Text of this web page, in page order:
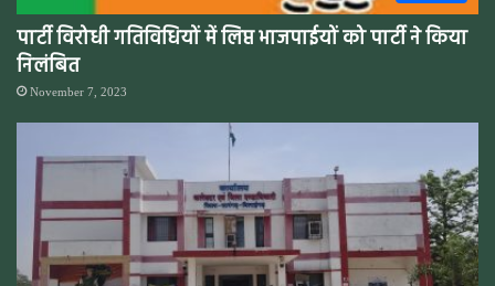
पार्टी विरोधी गतिविधियों में लिप्त भाजपाईयों को पार्टी ने किया
निलंबित
November 7, 2023